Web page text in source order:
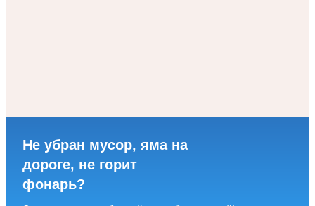
Не убран мусор, яма на
дороге, не горит
фонарь?